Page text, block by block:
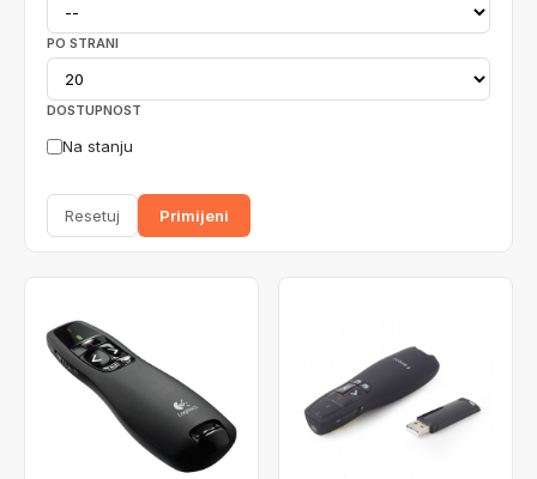
PO STRANI
DOSTUPNOST
Na stanju
Resetuj Primijeni